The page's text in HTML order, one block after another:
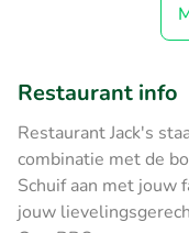
Restaurant info
Restaurant Jack's
combinatie met de
Schuif aan met jouw
jouw